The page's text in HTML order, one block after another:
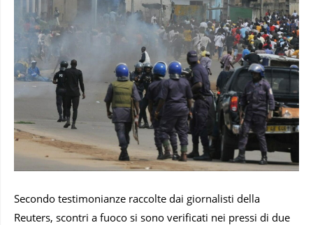
Secondo testimonianze raccolte dai giornalisti della
Reuters, scontri a fuoco si sono verificati nei pressi di due